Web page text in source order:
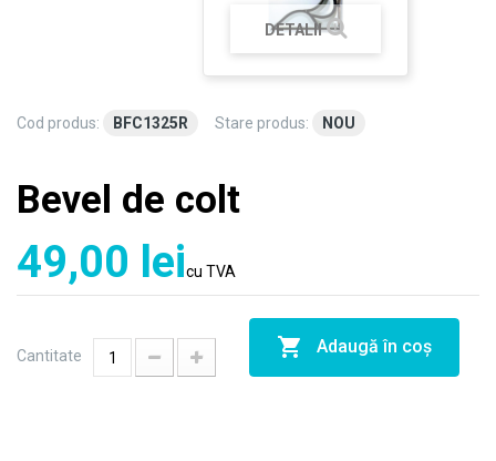
DETALII
Cod produs: BFC1325R Stare produs: NOU
Bevel de colt
49,00 leicu TVA
Cantitate Adaugă în coş